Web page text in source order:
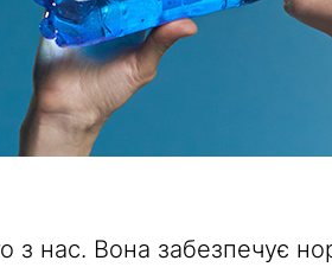
нас. Вона забезпечує